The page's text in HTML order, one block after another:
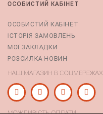
ОСОБИСТИЙ КАБІНЕТ
ОСОБИСТИЙ КАБІНЕТ
ІСТОРІЯ ЗАМОВЛЕНЬ
МОЇ ЗАКЛАДКИ
РОЗСИЛКА НОВИН
НАШ МАГАЗИН В СОЦМЕРЕЖАХ